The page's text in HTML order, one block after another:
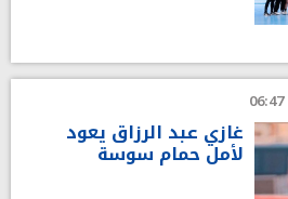
غازي عبد الرزاق يعود
لأمل حمام سوسة